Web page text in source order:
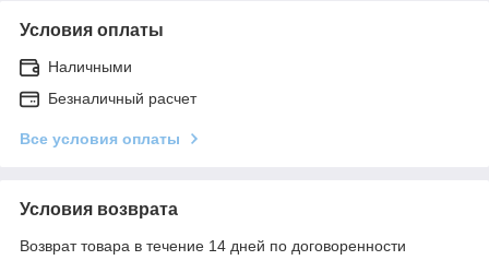
Условия оплаты
Наличными
Безналичный расчет
Все условия оплаты
Условия возврата
Возврат товара в течение 14 дней по договоренности